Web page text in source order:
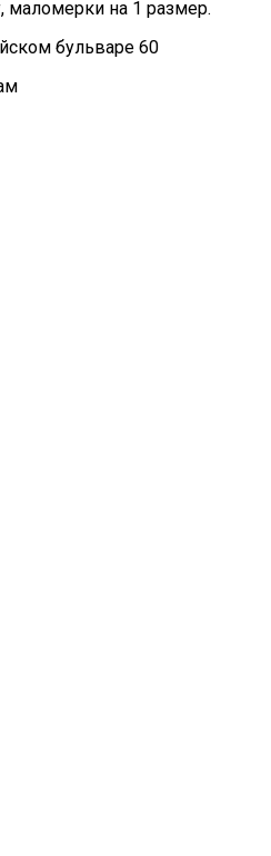
на 1 размер.
бульваре 60